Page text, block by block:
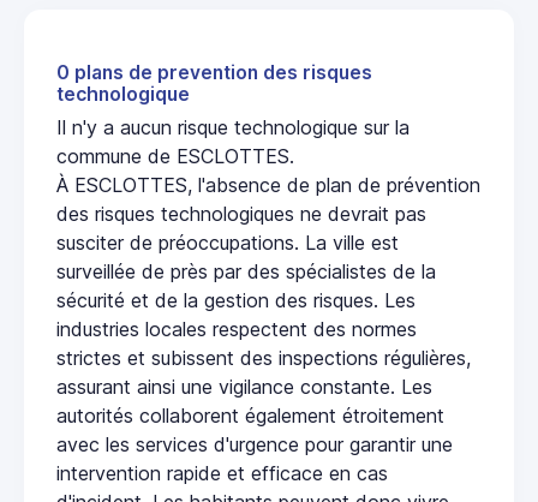
0 plans de prevention des risques
technologique
Il n'y a aucun risque technologique sur la
commune de ESCLOTTES.
À ESCLOTTES, l'absence de plan de prévention
des risques technologiques ne devrait pas
susciter de préoccupations. La ville est
surveillée de près par des spécialistes de la
sécurité et de la gestion des risques. Les
industries locales respectent des normes
strictes et subissent des inspections régulières,
assurant ainsi une vigilance constante. Les
autorités collaborent également étroitement
avec les services d'urgence pour garantir une
intervention rapide et efficace en cas